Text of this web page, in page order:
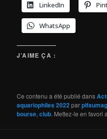
LinkedIn
WhatsApp
J’AIME ÇA :
Ce contenu a été publié dans
aquariophiles 2022par
bourse,club. Mettez-le en favori